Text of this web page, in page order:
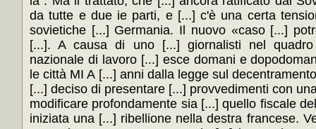
da tutte e due ie parti, e [...] c'è una certa
sovietiche [...] Germania. Il nuovo «caso [...]
[...]. A causa di uno [...] giornalisti nel
nazionale di lavoro [...] esce domani e
le città MI A [...] anni dalla legge sul
[...] deciso di presentare [...] provvedimenti con
modificare profondamente sia [...] quello fiscale
iniziata una [...] ribellione nella destra francese.